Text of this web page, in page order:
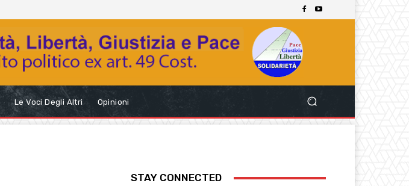
Le Voci Degli Altri Opinioni
STAY CONNECTED